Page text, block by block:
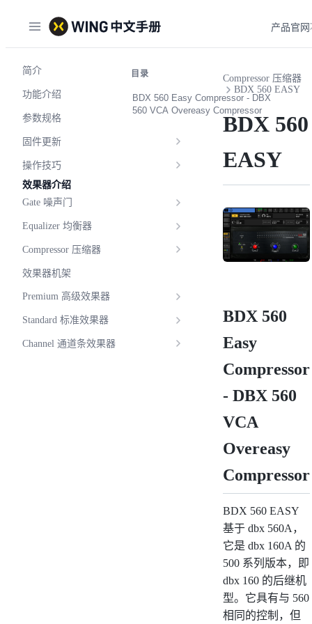
产品官网
简介
功能介绍
参数规格
固件更新
操作技巧
效果器介绍
Gate 噪声门
Equalizer 均衡器
Compressor 压缩器
效果器机架
Premium 高级效果器
Standard 标准效果器
Channel 通道条效果器
Compressor 压缩器
BDX 560 EASY
BDX 560
EASY
BDX 560
Easy
Compressor
- DBX 560
VCA
Overeasy
Compressor
BDX 560 EASY
基于 dbx 560A，
它是 dbx 160A 的
500 系列版本，即
dbx 160 的后继机
型。它具有与 560
相同的控制，但
目录
BDX 560 Easy Compressor - DBX
560 VCA Overeasy Compressor